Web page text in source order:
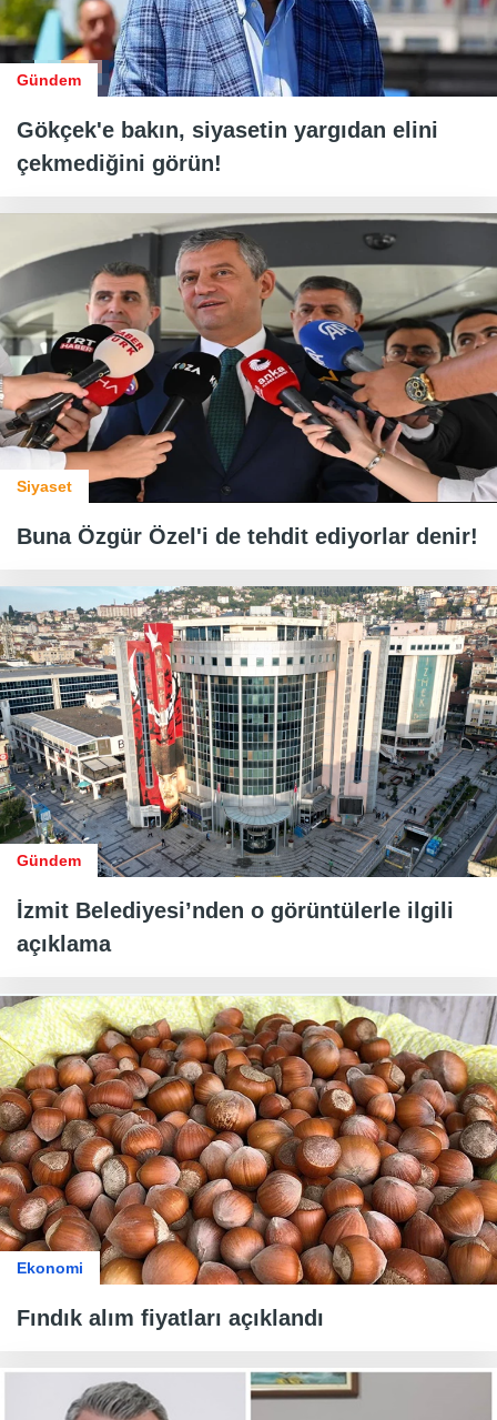
Gündem
Gökçek'e bakın, siyasetin yargıdan elini
çekmediğini görün!
Siyaset
Buna Özgür Özel'i de tehdit ediyorlar denir!
Gündem
İzmit Belediyesi’nden o görüntülerle ilgili
açıklama
Ekonomi
Fındık alım fiyatları açıklandı